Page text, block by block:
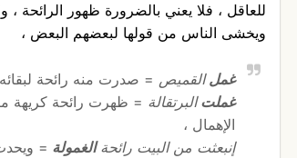
للعاقل ، فلا يعني بالضرورة ظهور الرائحة ،
ويخشى الناس من قولها لبعضهم البعض ،
غملالقميص = صدرت منه رائحة
غملتالبرتقالة = ظهرت رائحة كريهة
الإهمال ،
إنبعثت من البيت رائحةالغمولة =